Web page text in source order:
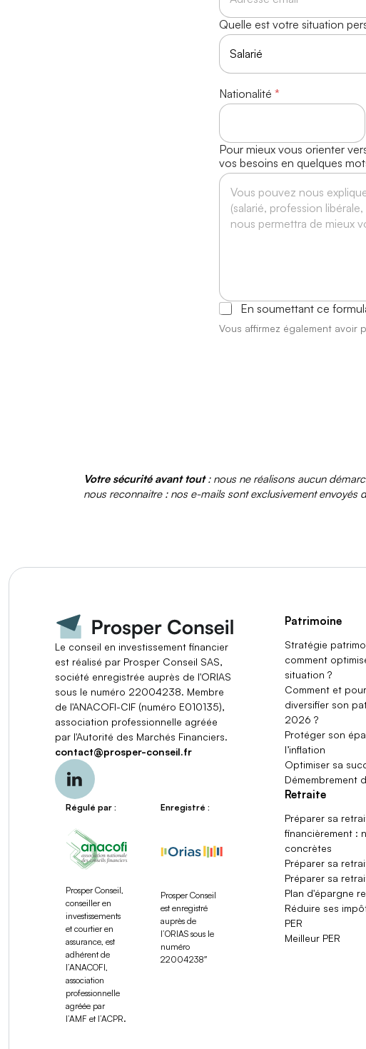
n
l
u
d
e
Quelle est votre situation
Nationalité *
Pour mieux vous orienter
vos besoins en quelques
A
c
En soumettant ce
Vous affirmez également avoir
Votre sécurité avant tout: nous ne réalisons aucun
nous reconnaitre : nos e-mails sont exclusivement
Le conseil en investissement financier
est réalisé par Prosper Conseil SAS,
société enregistrée auprès de l'ORIAS
sous le numéro 22004238. Membre
de l'ANACOFI-CIF (numéro E010135),
association professionnelle agréée
par l'Autorité des Marchés Financiers.
contact@prosper-conseil.fr
Régulé par :
Prosper Conseil,
conseiller en
investissements
et courtier en
assurance, est
adhérent de
l’ANACOFI,
association
professionnelle
agréée par
l’AMF et l’ACPR.
Enregistré :
Prosper Conseil
est enregistré
auprès de
l’ORIAS sous le
numéro
22004238″
Patrimoine
Stratégie
comment
situation ?
Comment et
diversifier son
2026 ?
Protéger son
l’inflation
Optimiser sa
Démembrement
Retraite
Préparer sa
financièrement :
concrètes
Préparer sa
Préparer sa
Plan d'épargne
Réduire ses
PER
Meilleur PER